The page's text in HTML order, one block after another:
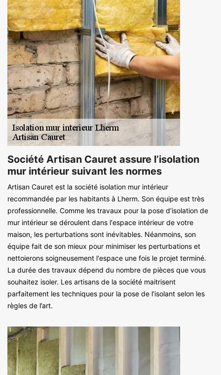
Société Artisan Cauret assure l’isolation
mur intérieur suivant les normes
Artisan Cauret est la société isolation mur intérieur
recommandée par les habitants à Lherm. Son équipe est très
professionnelle. Comme les travaux pour la pose d’isolation de
mur intérieur se déroulent dans l'espace intérieur de votre
maison, les perturbations sont inévitables. Néanmoins, son
équipe fait de son mieux pour minimiser les perturbations et
nettoierons soigneusement l'espace une fois le projet terminé.
La durée des travaux dépend du nombre de pièces que vous
souhaitez isoler. Les artisans de la société maitrisent
parfaitement les techniques pour la pose de l’isolant selon les
règles de l’art.